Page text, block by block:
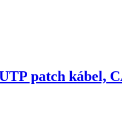
patch kábel,